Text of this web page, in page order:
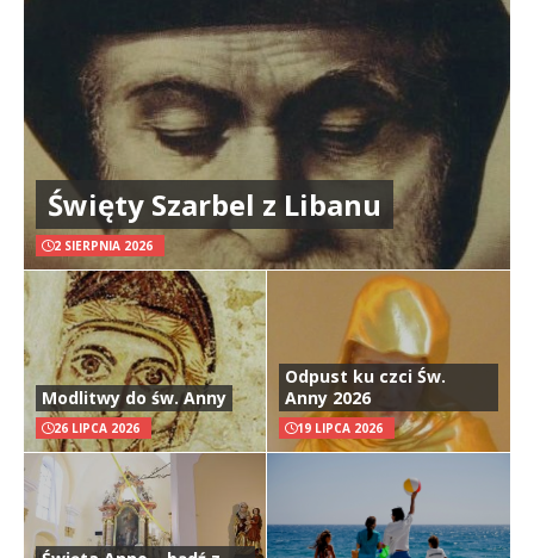
Święty Szarbel z Libanu
2 SIERPNIA 2026
Modlitwy do św. Anny
26 LIPCA 2026
Odpust ku czci Św.
Anny 2026
19 LIPCA 2026